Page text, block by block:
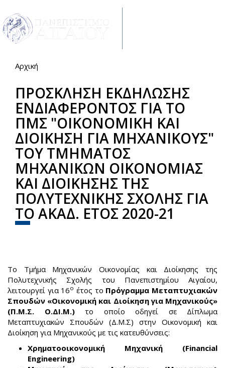
Παράκαμψη προς το κυρίως περιεχόμενο
Είστε εδώ
Αρχική
ΠΡΟΣΚΛΗΣΗ ΕΚΔΗΛΩΣΗΣ
ΕΝΔΙΑΦΕΡΟΝΤΟΣ ΓΙΑ ΤΟ
ΠΜΣ "ΟΙΚΟΝΟΜΙΚΗ ΚΑΙ
ΔΙΟΙΚΗΣΗ ΓΙΑ ΜΗΧΑΝΙΚΟΥΣ"
ΤΟΥ ΤΜΗΜΑΤΟΣ
ΜΗΧΑΝΙΚΩΝ ΟΙΚΟΝΟΜΙΑΣ
ΚΑΙ ΔΙΟΙΚΗΣΗΣ ΤΗΣ
ΠΟΛΥΤΕΧΝΙΚΗΣ ΣΧΟΛΗΣ ΓΙΑ
ΤΟ ΑΚΑΔ. ΕΤΟΣ 2020-21
Το Τμήμα Μηχανικών Οικονομίας και Διοίκησης της
Πολυτεχνικής Σχολής του Πανεπιστημίου Αιγαίου,
λειτουργεί για 16ο έτος το Πρόγραμμα Μεταπτυχιακών
Σπουδών «Οικονομική και Διοίκηση για Μηχανικούς»
(Π.Μ.Σ. Ο.ΔΙ.Μ.)το οποίο οδηγεί σε Δίπλωμα
Μεταπτυχιακών Σπουδών (Δ.Μ.Σ) στην Οικονομική και
Διοίκηση για Μηχανικούς με τις κατευθύνσεις:
Χρηματοοικονομική Μηχανική (Financial
Engineering)